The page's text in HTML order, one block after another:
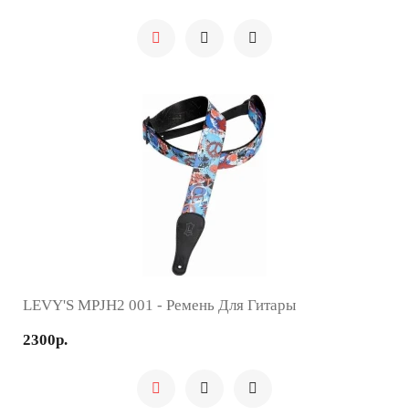
LEVY'S MPJH2 001 - Ремень Для Гитары
2300р.